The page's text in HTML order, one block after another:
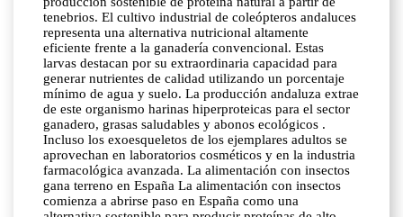
tenebrios. El cultivo industrial de coleópteros andaluces
representa una alternativa nutricional altamente
eficiente frente a la ganadería convencional. Estas
larvas destacan por su extraordinaria capacidad para
generar nutrientes de calidad utilizando un porcentaje
mínimo de agua y suelo. La producción andaluza extrae
de este organismo harinas hiperproteicas para el sector
ganadero, grasas saludables y abonos ecológicos .
Incluso los exoesqueletos de los ejemplares adultos se
aprovechan en laboratorios cosméticos y en la industria
farmacológica avanzada. La alimentación con insectos
gana terreno en España La alimentación con insectos
comienza a abrirse paso en España como una